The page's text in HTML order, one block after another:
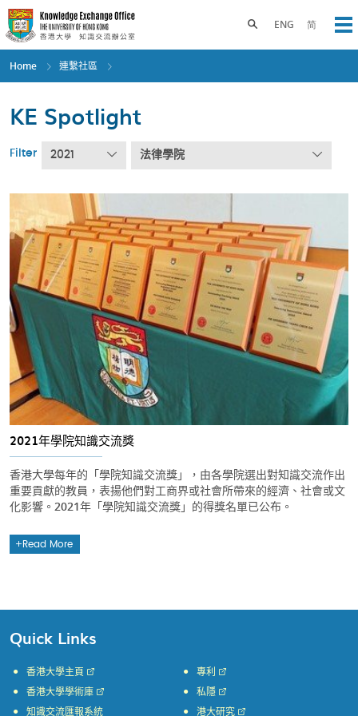
Skip
to
main
content
ENG 简
Toggle search panel
Home 連繫社區
KE Spotlight
Filter 2021 法律學院
2021年學院知識交流獎
香港大學每年的「學院知識交流獎」，由各學院選出對知識交流作出
重要貢獻的教員，表揚他們對工商界或社會所帶來的經濟、社會或文
化影響。2021年「學院知識交流獎」的得獎名單已公布。
Read More
Quick Links
香港大學主頁
香港大學學術庫
知識交流匯報系統
專利
私隱
港大研究